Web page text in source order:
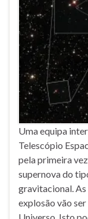
Uma equipa
Telescópio
pela primeira
supernova do
gravitacional. As
explosão vão
Universo. Isto